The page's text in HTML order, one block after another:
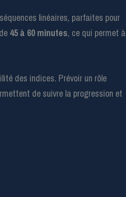
linéaires, parfaites pour
45 à 60 minutes, ce qui permet à
des indices. Prévoir un rôle
de suivre la progression et